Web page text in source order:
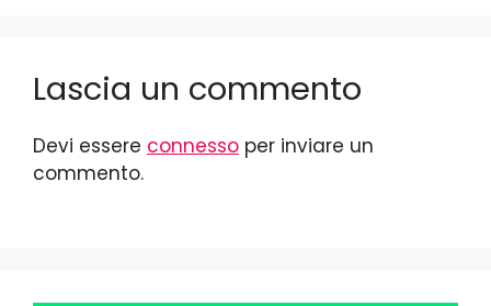
Lascia un commento
Devi essere connesso per inviare un
commento.